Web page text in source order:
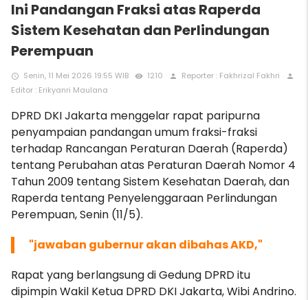
Ini Pandangan Fraksi atas Raperda
Sistem Kesehatan dan Perlindungan
Perempuan
access_time Senin, 11 Mei 2026 19:55 WIB remove_red_eye 1210 person Reporter : Fakhrizal Fakhri person
Editor : Erikyanri Maulana
DPRD DKI Jakarta menggelar rapat paripurna
penyampaian pandangan umum fraksi-fraksi
terhadap Rancangan Peraturan Daerah (Raperda)
tentang Perubahan atas Peraturan Daerah Nomor 4
Tahun 2009 tentang Sistem Kesehatan Daerah, dan
Raperda tentang Penyelenggaraan Perlindungan
Perempuan, Senin (11/5).
"jawaban gubernur akan dibahas AKD,"
Rapat yang berlangsung di Gedung DPRD itu
dipimpin Wakil Ketua DPRD DKI Jakarta, Wibi Andrino.